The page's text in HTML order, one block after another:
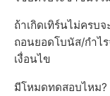
ถ้าเกิดเทิร์นไม่ครบ
ถอนยอดโบนัส/กำไ
เงื่อนไข
มีโหมดทดสอบไหม?